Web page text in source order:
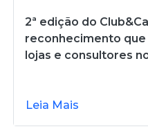
2ª edição do
reconhecimento
lojas e consultores
Leia Mais